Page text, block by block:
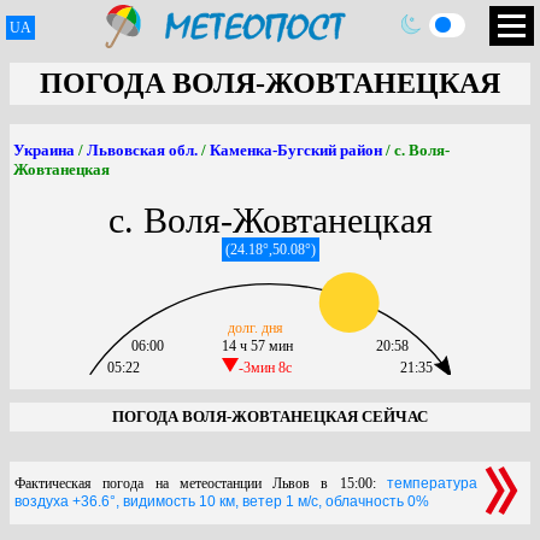
UA
ПОГОДА ВОЛЯ-ЖОВТАНЕЦКАЯ
Украина / Львовская обл. / Каменка-Бугский район / с. Воля-
Жовтанецкая
с. Воля-Жовтанецкая
(24.18°,50.08°)
05:22
06:00
14 ч 57 мин
-3мин 8c
долг. дня
21:35
20:58
ПОГОДА ВОЛЯ-ЖОВТАНЕЦКАЯ СЕЙЧАС
Фактическая погода на метеостанции Львов в 15:00: температура
воздуха +36.6°, видимость 10 км, ветер 1 м/с, облачность 0%